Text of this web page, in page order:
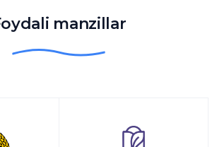
Foydali manzillar